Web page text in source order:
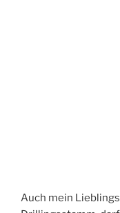
Auch mein